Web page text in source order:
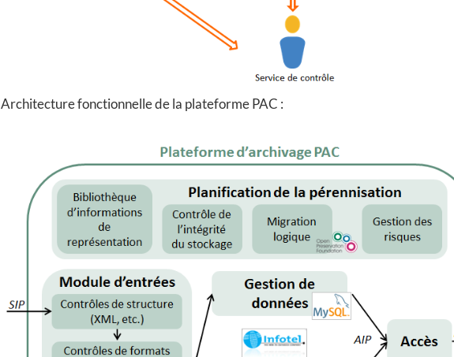
Architecture fonctionnelle de la plateforme PAC :